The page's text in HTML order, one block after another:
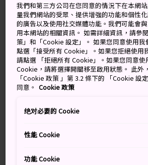
關鍵字 地圖
黑澤明和喬治盧卡斯
山頂城堡
都曾是其領地，秋月城跡
就是這個
建築風格和歷史背景，曾為黑澤明和
(George Lucas) 這兩位大導演帶來無
城堡和周邊小鎮擁有悠久的歷史，由
我們和第三方公司在您同意的情況下在本網
量我們網站的受眾、提供增強的功能和個性
的廣告以及使用社交媒體功能。我們可能會
用本網站的相關資訊。 如需詳細資訊，請參
策」和「Cookie 設定」。 如果您同意使用
點選「接受所有 Cookie」。如果您拒絕使用
請點選 「拒絕所有 Cookie」。如果您同意使
Cookie，請將選擇開關移至啟用狀態。 此外
「Cookie 政策 」第 3.2 條下的 「Cookie 設
同意。 Cookie 政策
绝对必要的 Cookie
性能 Cookie
功能 Cookie